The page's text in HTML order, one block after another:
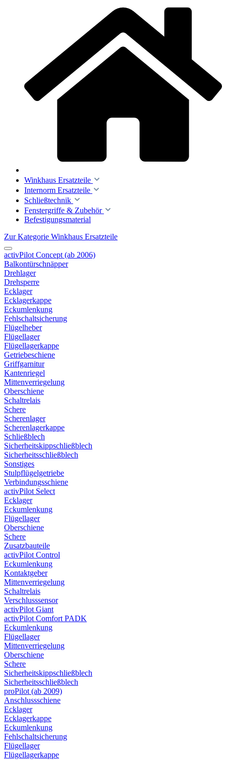
Winkhaus Ersatzteile
Internorm Ersatzteile
Schließtechnik
Fenstergriffe & Zubehör
Befestigungsmaterial
Zur Kategorie Winkhaus Ersatzteile
activPilot Concept (ab 2006)
Balkontürschnäpper
Drehlager
Drehsperre
Ecklager
Ecklagerkappe
Eckumlenkung
Fehlschaltsicherung
Flügelheber
Flügellager
Flügellagerkappe
Getriebeschiene
Griffgarnitur
Kantenriegel
Mittenverriegelung
Oberschiene
Schaltrelais
Schere
Scherenlager
Scherenlagerkappe
Schließblech
Sicherheitskippschließblech
Sicherheitsschließblech
Sonstiges
Stulpflügelgetriebe
Verbindungsschiene
activPilot Select
Ecklager
Eckumlenkung
Flügellager
Oberschiene
Schere
Zusatzbauteile
activPilot Control
Eckumlenkung
Kontaktgeber
Mittenverriegelung
Schaltrelais
Verschlusssensor
activPilot Giant
activPilot Comfort PADK
Eckumlenkung
Flügellager
Mittenverriegelung
Oberschiene
Schere
Sicherheitskippschließblech
Sicherheitsschließblech
proPilot (ab 2009)
Anschlussschiene
Ecklager
Ecklagerkappe
Eckumlenkung
Fehlschaltsicherung
Flügellager
Flügellagerkappe